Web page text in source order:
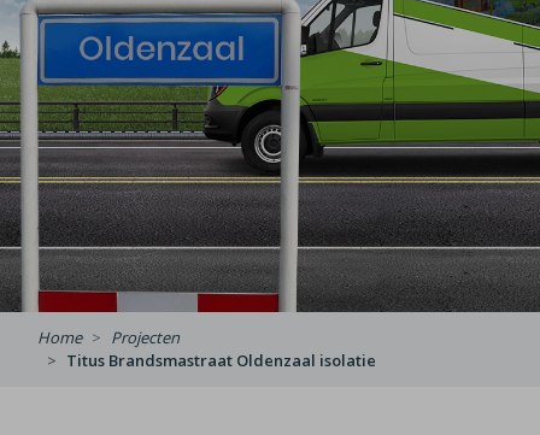
Home
Projecten
Titus Brandsmastraat Oldenzaal isolatie